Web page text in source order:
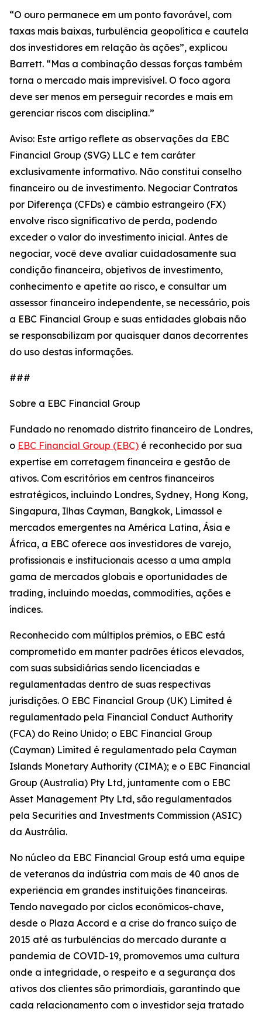
“O ouro permanece em um ponto favorável, com
taxas mais baixas, turbulência geopolítica e cautela
dos investidores em relação às ações”, explicou
Barrett. “Mas a combinação dessas forças também
torna o mercado mais imprevisível. O foco agora
deve ser menos em perseguir recordes e mais em
gerenciar riscos com disciplina.”
Aviso: Este artigo reflete as observações da EBC
Financial Group (SVG) LLC e tem caráter
exclusivamente informativo. Não constitui conselho
financeiro ou de investimento. Negociar Contratos
por Diferença (CFDs) e câmbio estrangeiro (FX)
envolve risco significativo de perda, podendo
exceder o valor do investimento inicial. Antes de
negociar, você deve avaliar cuidadosamente sua
condição financeira, objetivos de investimento,
conhecimento e apetite ao risco, e consultar um
assessor financeiro independente, se necessário, pois
a EBC Financial Group e suas entidades globais não
se responsabilizam por quaisquer danos decorrentes
do uso destas informações.
###
Sobre a EBC Financial Group
Fundado no renomado distrito financeiro de Londres,
o EBC Financial Group (EBC) é reconhecido por sua
expertise em corretagem financeira e gestão de
ativos. Com escritórios em centros financeiros
estratégicos, incluindo Londres, Sydney, Hong Kong,
Singapura, Ilhas Cayman, Bangkok, Limassol e
mercados emergentes na América Latina, Ásia e
África, a EBC oferece aos investidores de varejo,
profissionais e institucionais acesso a uma ampla
gama de mercados globais e oportunidades de
trading, incluindo moedas, commodities, ações e
índices.
Reconhecido com múltiplos prêmios, o EBC está
comprometido em manter padrões éticos elevados,
com suas subsidiárias sendo licenciadas e
regulamentadas dentro de suas respectivas
jurisdições. O EBC Financial Group (UK) Limited é
regulamentado pela Financial Conduct Authority
(FCA) do Reino Unido; o EBC Financial Group
(Cayman) Limited é regulamentado pela Cayman
Islands Monetary Authority (CIMA); e o EBC Financial
Group (Australia) Pty Ltd, juntamente com o EBC
Asset Management Pty Ltd, são regulamentados
pela Securities and Investments Commission (ASIC)
da Austrália.
No núcleo da EBC Financial Group está uma equipe
de veteranos da indústria com mais de 40 anos de
experiência em grandes instituições financeiras.
Tendo navegado por ciclos econômicos-chave,
desde o Plaza Accord e a crise do franco suíço de
2015 até as turbulências do mercado durante a
pandemia de COVID-19, promovemos uma cultura
onde a integridade, o respeito e a segurança dos
ativos dos clientes são primordiais, garantindo que
cada relacionamento com o investidor seja tratado